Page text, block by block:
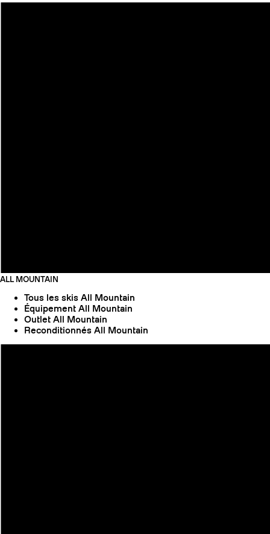
ALL MOUNTAIN
Tous les skis All Mountain
Équipement All Mountain
Outlet All Mountain
Reconditionnés All Mountain